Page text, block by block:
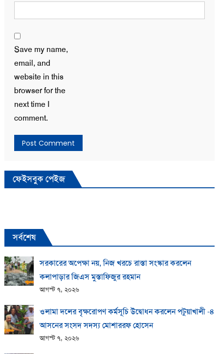
Save my name,
email, and
website in this
browser for the
next time I
comment.
ফেইসবুক পেইজ
সর্বশেষ
সরকারের অপেক্ষা নয়, নিজ খরচে রাস্তা সংস্কার করলেন
কলাপাড়ার জিএস মুস্তাফিজুর রহমান
আগস্ট ৭, ২০২৬
ওলামা দলের বৃক্ষরোপণ কর্মসূচি উদ্বোধন করলেন পটুয়াখালী -৪
আসনের সংসদ সদস্য মোশাররফ হোসেন
আগস্ট ৭, ২০২৬